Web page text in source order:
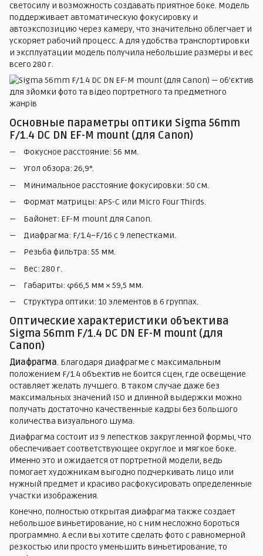
светосилу и возможность создавать приятное боке. Модель
поддерживает автоматическую фокусировку и
автоэкспозицию через камеру, что значительно облегчает и
ускоряет рабочий процесс. А для удобства транспортировки
и эксплуатации модель получила небольшие размеры и вес
всего 280 г.
Основные параметры оптики Sigma 56mm
F/1.4 DC DN EF-M mount (для Canon)
Фокусное расстояние: 56 мм.
Угол обзора: 26,9°.
Минимальное расстояние фокусировки: 50 см.
Формат матрицы: APS-C или Micro Four Thirds.
Байонет: EF-M mount для Canon.
Диафрагма: F/1.4–F/16 с 9 лепестками.
Резьба фильтра: 55 мм.
Вес: 280 г.
Габариты: φ66,5 мм × 59,5 мм.
Структура оптики: 10 элементов в 6 группах.
Оптические характеристики объектива
Sigma 56mm F/1.4 DC DN EF-M mount (для
Canon)
Диафрагма. Благодаря диафрагме с максимальным
положением F/1.4 объектив не боится сцен, где освещение
оставляет желать лучшего. В таком случае даже без
максимальных значений ISO и длинной выдержки можно
получать достаточно качественные кадры без большого
количества визуального шума.
Диафрагма состоит из 9 лепестков закругленной формы, что
обеспечивает соответствующее округлое и мягкое боке.
Именно это и ожидается от портретной модели, ведь
помогает художникам выгодно подчеркивать лицо или
нужный предмет и красиво расфокусировать определенные
участки изображения.
Конечно, полностью открытая диафрагма также создает
небольшое виньетирование, но с ним несложно бороться
программно. А если вы хотите сделать фото с равномерной
резкостью или просто уменьшить виньетирование, то